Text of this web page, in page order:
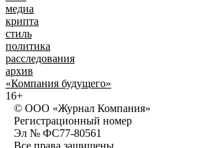
медиа
крипта
стиль
политика
расследования
архив
«Компания будущего»
16+
© ООО «Журнал Компания»
Регистрационный номер
Эл № ФС77-80561
Все права защищены